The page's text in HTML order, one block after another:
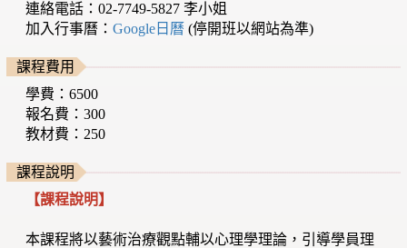
連絡電話：02-7749-5827 李小姐
加入行事曆：Google日曆(停開班以網站為準)
課程費用
學費：6500
報名費：300
教材費：250
課程說明
【課程說明】
本課程將以藝術治療觀點輔以心理學理論，引導學員理